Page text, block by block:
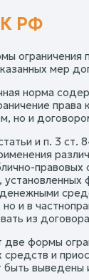
РФ
ограничения
мер
норма
но и
и п. 3
и в
из
две формы
и